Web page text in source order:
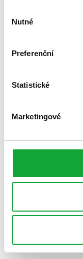
souhlasu
Nutné
Preferenční
Statistické
Marketingové